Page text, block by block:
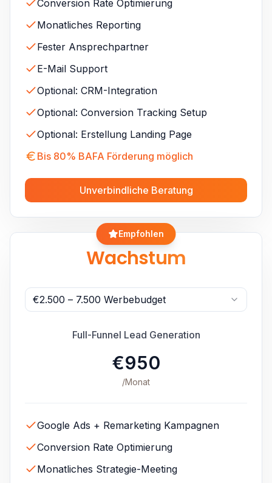
Conversion Rate Optimierung
Monatliches Reporting
Fester Ansprechpartner
E-Mail Support
Optional: CRM-Integration
Optional: Conversion Tracking Setup
Optional: Erstellung Landing Page
Bis 80% BAFA Förderung möglich
Unverbindliche Beratung
Empfohlen
Wachstum
€2.500 – 7.500 Werbebudget
Full-Funnel Lead Generation
€950
/Monat
Google Ads + Remarketing Kampagnen
Conversion Rate Optimierung
Monatliches Strategie-Meeting